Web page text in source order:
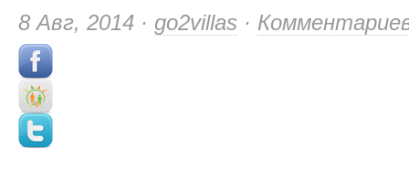
8 Авг, 2014 · go2villas ·